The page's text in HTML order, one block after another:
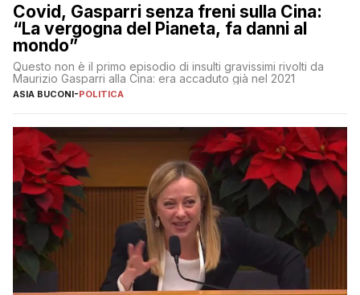
Covid, Gasparri senza freni sulla Cina:
“La vergogna del Pianeta, fa danni al
mondo”
Questo non è il primo episodio di insulti gravissimi rivolti da
Maurizio Gasparri alla Cina: era accaduto già nel 2021
ASIA BUCONI-POLITICA